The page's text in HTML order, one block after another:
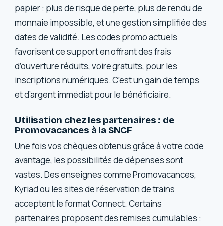
papier : plus de risque de perte, plus de rendu de
monnaie impossible, et une gestion simplifiée des
dates de validité. Les codes promo actuels
favorisent ce support en offrant des frais
d’ouverture réduits, voire gratuits, pour les
inscriptions numériques. C’est un gain de temps
et d’argent immédiat pour le bénéficiaire.
Utilisation chez les partenaires : de
Promovacances à la SNCF
Une fois vos chèques obtenus grâce à votre code
avantage, les possibilités de dépenses sont
vastes. Des enseignes comme Promovacances,
Kyriad ou les sites de réservation de trains
acceptent le format Connect. Certains
partenaires proposent des remises cumulables :